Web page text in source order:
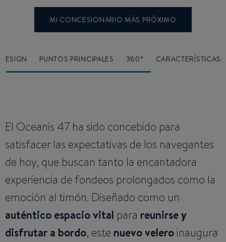
MI CONCESIONARIO MÁS PRÓXIMO
DESIGN PUNTOS PRINCIPALES 360° CARACTERÍSTICAS
El Oceanis 47 ha sido concebido para
satisfacer las expectativas de los navegantes
de hoy, que buscan tanto la encantadora
experiencia de fondeos prolongados como la
emoción al timón. Diseñado como un
auténtico espacio vital para reunirse y
disfrutar a bordo, este nuevo velero inaugura